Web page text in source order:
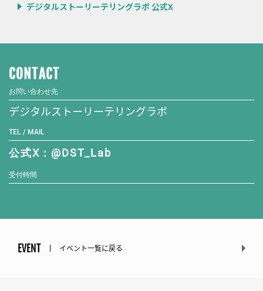
デジタルストーリーテリングラボ 公式X
CONTACT
お問い合わせ先
デジタルストーリーテリングラボ
TEL / MAIL
公式X：@DST_Lab
受付時間
EVENT イベント一覧に戻る